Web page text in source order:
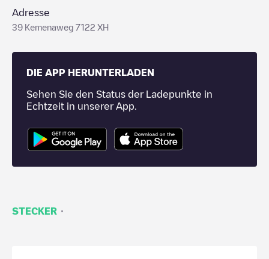
Adresse
39 Kemenaweg 7122 XH
DIE APP HERUNTERLADEN
Sehen Sie den Status der Ladepunkte in
Echtzeit in unserer App.
STECKER ·